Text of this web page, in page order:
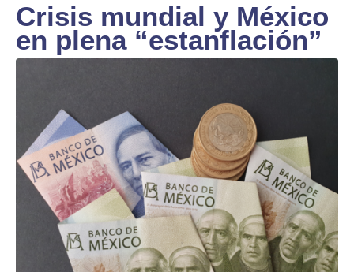
Crisis mundial y México
en plena “estanflación”